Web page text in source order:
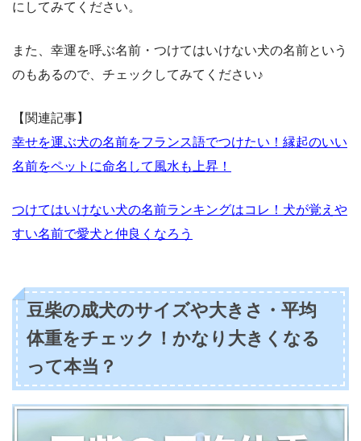
にしてみてください。
また、幸運を呼ぶ名前・つけてはいけない犬の名前という
のもあるので、チェックしてみてください♪
【関連記事】
幸せを運ぶ犬の名前をフランス語でつけたい！縁起のいい
名前をペットに命名して風水も上昇！
つけてはいけない犬の名前ランキングはコレ！犬が覚えや
すい名前で愛犬と仲良くなろう
豆柴の成犬のサイズや大きさ・平均
体重をチェック！かなり大きくなる
って本当？